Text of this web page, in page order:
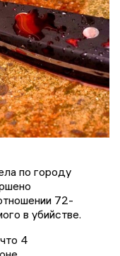
по городу
72-
в убийстве.
4